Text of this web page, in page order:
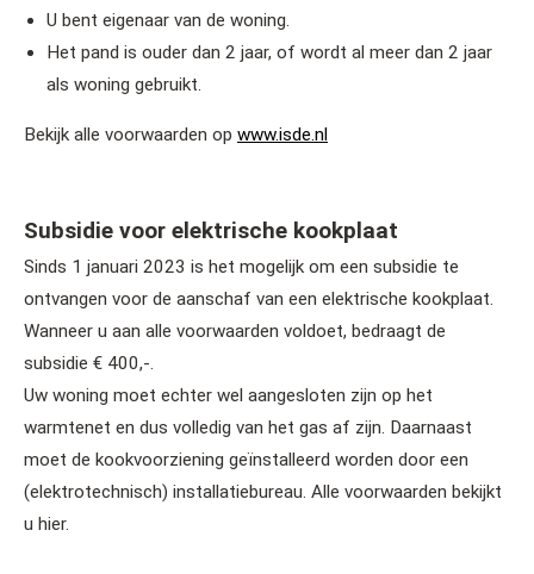
U bent eigenaar van de woning.
Het pand is ouder dan 2 jaar, of wordt al meer dan 2 jaar
als woning gebruikt.
Bekijk alle voorwaarden op www.isde.nl
Subsidie voor elektrische kookplaat
Sinds 1 januari 2023 is het mogelijk om een subsidie te
ontvangen voor de aanschaf van een elektrische kookplaat.
Wanneer u aan alle voorwaarden voldoet, bedraagt de
subsidie € 400,-.
Uw woning moet echter wel aangesloten zijn op het
warmtenet en dus volledig van het gas af zijn. Daarnaast
moet de kookvoorziening geïnstalleerd worden door een
(elektrotechnisch) installatiebureau. Alle voorwaarden bekijkt
u hier.